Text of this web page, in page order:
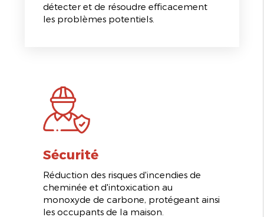
détecter et de résoudre efficacement
les problèmes potentiels.
Sécurité
Réduction des risques d'incendies de
cheminée et d'intoxication au
monoxyde de carbone, protégeant ainsi
les occupants de la maison.